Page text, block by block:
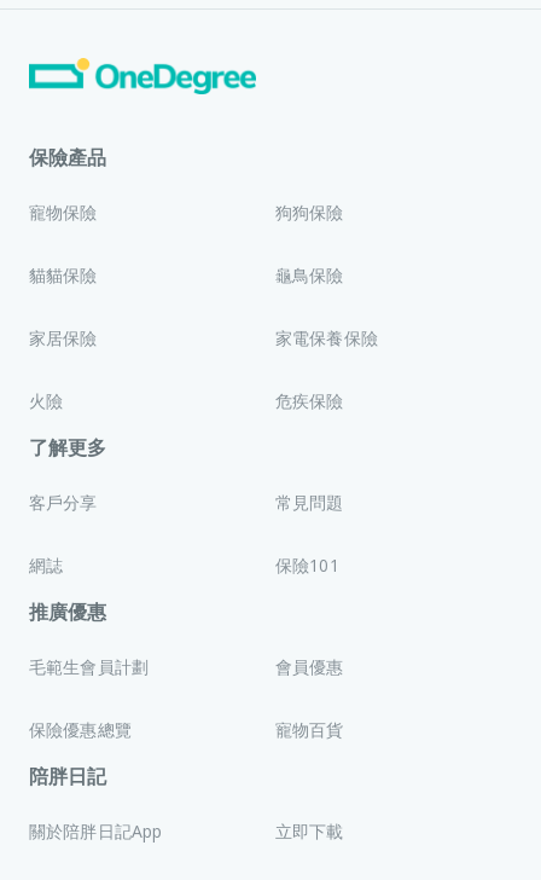
保險產品
寵物保險 狗狗保險
貓貓保險 龜鳥保險
家居保險 家電保養保險
火險 危疾保險
了解更多
客戶分享 常見問題
網誌 保險101
推廣優惠
毛範生會員計劃 會員優惠
保險優惠總覽 寵物百貨
陪胖日記
關於陪胖日記App 立即下載